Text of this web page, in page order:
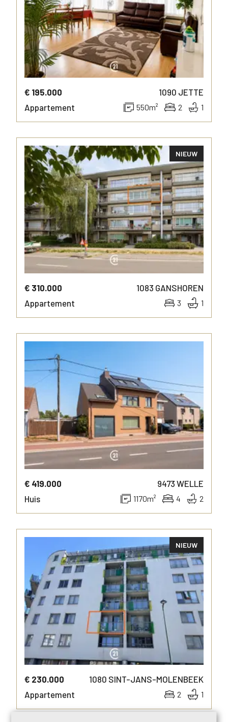
MEER INFO
€ 195.000 1090 JETTE
Appartement
550m² 2 1
NIEUW
€ 310.000 1083 GANSHOREN
Appartement
3 1
MEER INFO
€ 419.000 9473 WELLE
Huis
1170m² 4 2
NIEUW
€ 230.000 1080 SINT-JANS-MOLENBEEK
Appartement
2 1